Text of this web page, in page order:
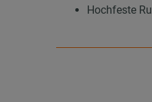
Hochfeste